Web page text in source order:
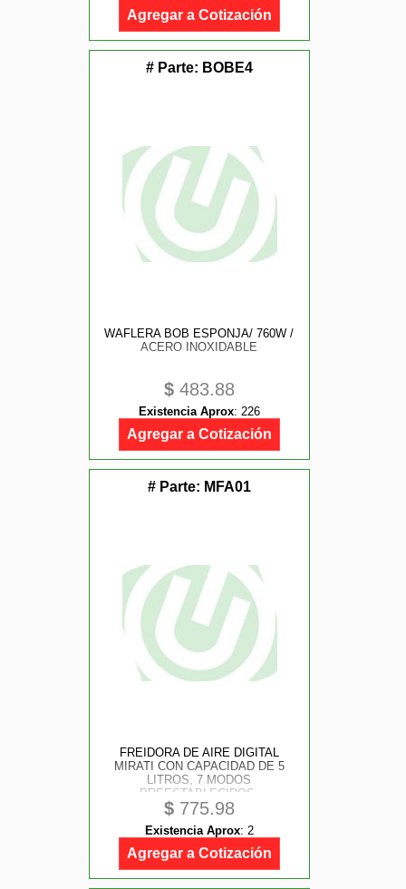
Agregar a Cotización
# Parte: BOBE4
WAFLERA BOB ESPONJA/ 760W /
ACERO INOXIDABLE
$ 483.88
Existencia Aprox: 226
Agregar a Cotización
# Parte: MFA01
FREIDORA DE AIRE DIGITAL
MIRATI CON CAPACIDAD DE 5
LITROS, 7 MODOS
PREESTABLECIDOS,
TEMPERATURA DE 60C-200C
$ 775.98
Existencia Aprox: 2
Agregar a Cotización